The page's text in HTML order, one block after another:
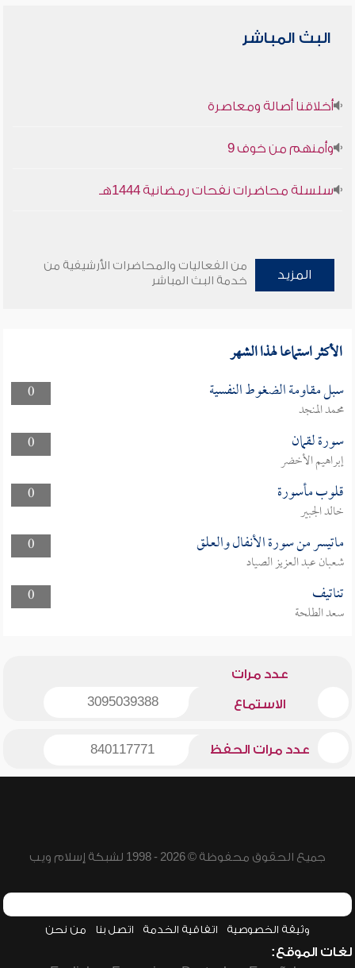
البث المباشر
أخلاقنا أصالة ومعاصرة
وأمنهم من خوف 9
سلسلة محاضرات نفحات رمضانية 1444هـ
المزيد
من الفعاليات والمحاضرات الأرشيفية من
خدمة البث المباشر
الأكثر استماعا لهذا الشهر
0 سبل مقاومة الضغوط النفسية
محمد المنجد
0
سورة لقمان
إبراهيم الأخضر
0
قلوب مأسورة
خالد الجبير
0
ماتيسر من سورة الأنفال والعلق
شعبان عبد العزيز الصياد
0
تناتيف
سعد الطلحة
عدد مرات
الاستماع 3095039388
عدد مرات الحفظ 840117771
جميع الحقوق محفوظة © 2026 - 1998 لشبكة إسلام ويب
وثيقة الخصوصية اتفاقية الخدمة اتصل بنا من نحن
لغات الموقع: